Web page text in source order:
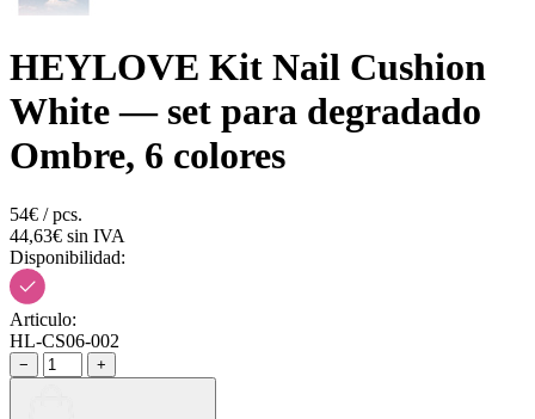
HEYLOVE Kit Nail Cushion
White — set para degradado
Ombre, 6 colores
54€ / pcs.
44,63€ sin IVA
Disponibilidad:
Articulo:
HL-CS06-002
− +